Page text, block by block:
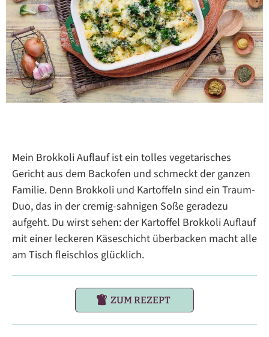
Mein Brokkoli Auflauf ist ein tolles vegetarisches
Gericht aus dem Backofen und schmeckt der ganzen
Familie. Denn Brokkoli und Kartoffeln sind ein Traum-
Duo, das in der cremig-sahnigen Soße geradezu
aufgeht. Du wirst sehen: der Kartoffel Brokkoli Auflauf
mit einer leckeren Käseschicht überbacken macht alle
am Tisch fleischlos glücklich.
ZUM REZEPT